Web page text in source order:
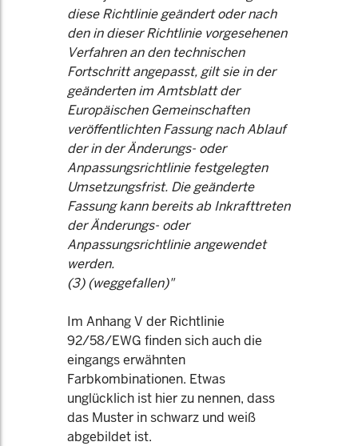
diese Richtlinie geändert oder nach
den in dieser Richtlinie vorgesehenen
Verfahren an den technischen
Fortschritt angepasst, gilt sie in der
geänderten im Amtsblatt der
Europäischen Gemeinschaften
veröffentlichten Fassung nach Ablauf
der in der Änderungs- oder
Anpassungsrichtlinie festgelegten
Umsetzungsfrist. Die geänderte
Fassung kann bereits ab Inkrafttreten
der Änderungs- oder
Anpassungsrichtlinie angewendet
werden.
(3) (weggefallen)"
Im Anhang V der Richtlinie
92/58/EWG finden sich auch die
eingangs erwähnten
Farbkombinationen. Etwas
unglücklich ist hier zu nennen, dass
das Muster in schwarz und weiß
abgebildet ist.